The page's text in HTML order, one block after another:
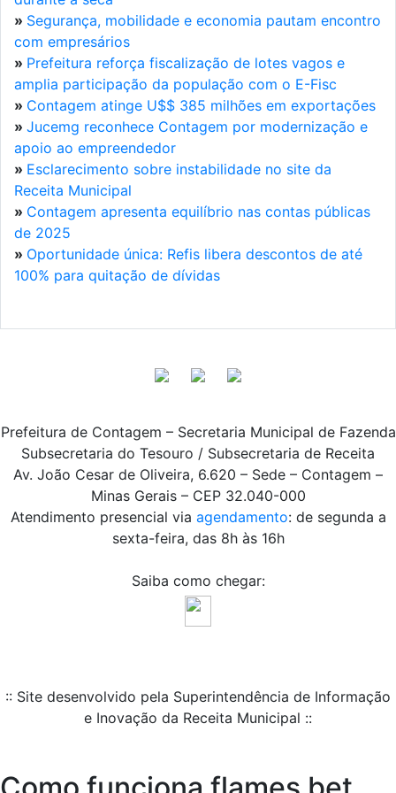
» Segurança, mobilidade e economia pautam encontro
com empresários
» Prefeitura reforça fiscalização de lotes vagos e
amplia participação da população com o E-Fisc
» Contagem atinge U$$ 385 milhões em exportações
» Jucemg reconhece Contagem por modernização e
apoio ao empreendedor
» Esclarecimento sobre instabilidade no site da
Receita Municipal
» Contagem apresenta equilíbrio nas contas públicas
de 2025
» Oportunidade única: Refis libera descontos de até
100% para quitação de dívidas
Prefeitura de Contagem – Secretaria Municipal de Fazenda
Subsecretaria do Tesouro / Subsecretaria de Receita
Av. João Cesar de Oliveira, 6.620 – Sede – Contagem –
Minas Gerais – CEP 32.040-000
Atendimento presencial via agendamento: de segunda a
sexta-feira, das 8h às 16h
Saiba como chegar:
:: Site desenvolvido pela Superintendência de Informação
e Inovação da Receita Municipal ::